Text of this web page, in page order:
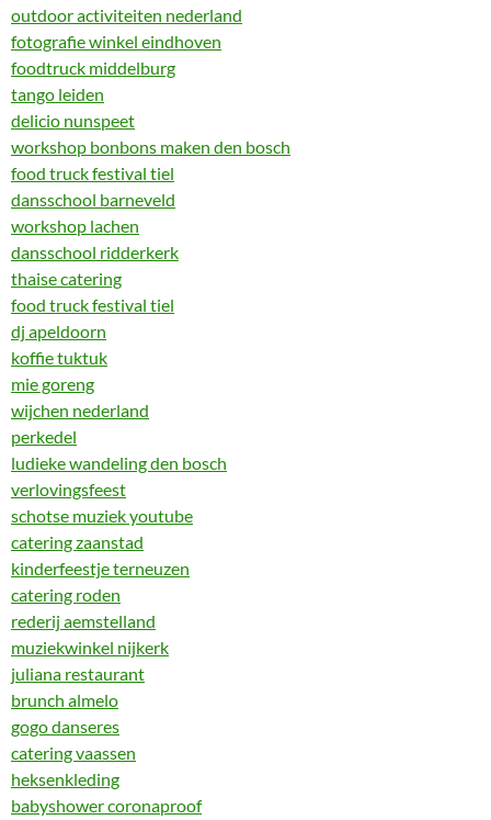
outdoor activiteiten nederland
fotografie winkel eindhoven
foodtruck middelburg
tango leiden
delicio nunspeet
workshop bonbons maken den bosch
food truck festival tiel
dansschool barneveld
workshop lachen
dansschool ridderkerk
thaise catering
food truck festival tiel
dj apeldoorn
koffie tuktuk
mie goreng
wijchen nederland
perkedel
ludieke wandeling den bosch
verlovingsfeest
schotse muziek youtube
catering zaanstad
kinderfeestje terneuzen
catering roden
rederij aemstelland
muziekwinkel nijkerk
juliana restaurant
brunch almelo
gogo danseres
catering vaassen
heksenkleding
babyshower coronaproof